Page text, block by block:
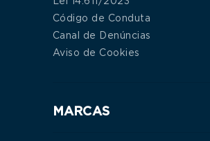
Código de Conduta
Canal de Denúncias
Aviso de Cookies
MARCAS